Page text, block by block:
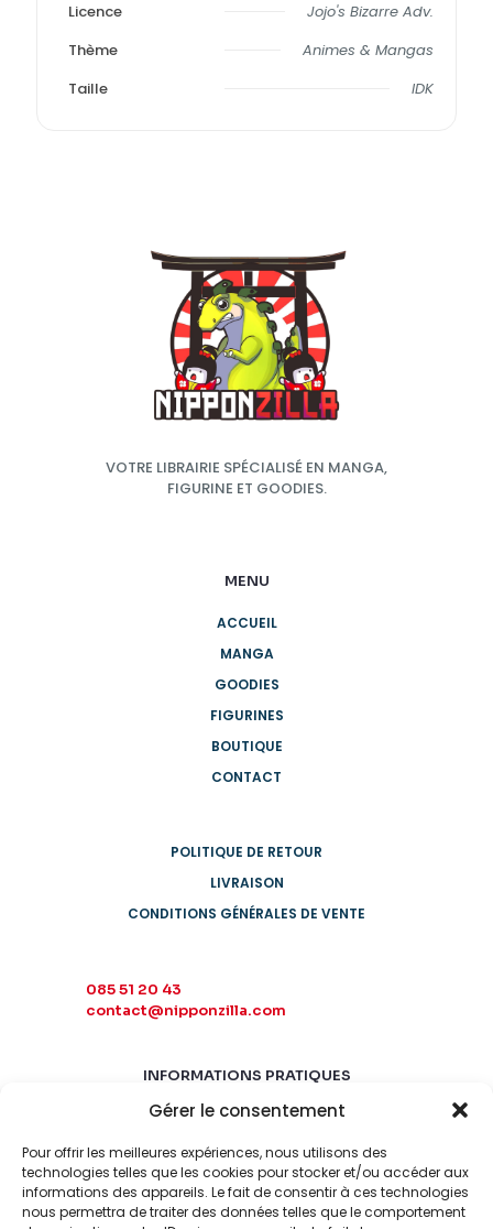
Gérer le consentement
Pour offrir les meilleures expériences, nous utilisons des
technologies telles que les cookies pour stocker et/ou accéder aux
informations des appareils. Le fait de consentir à ces technologies
nous permettra de traiter des données telles que le comportement
Licence
Jojo's Bizarre Adv.
Thème
Animes & Mangas
Taille
IDK
VOTRE LIBRAIRIE SPÉCIALISÉ EN MANGA,
FIGURINE ET GOODIES.
MENU
ACCUEIL
MANGA
GOODIES
FIGURINES
BOUTIQUE
CONTACT
POLITIQUE DE RETOUR
LIVRAISON
CONDITIONS GÉNÉRALES DE VENTE
085 51 20 43
contact@nipponzilla.com
INFORMATIONS PRATIQUES
MARDI-SAMEDI
LUNDI-DIMANCHE
FERMÉ